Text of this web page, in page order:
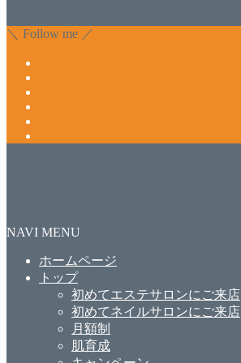
＼ Follow me ／
NAVI MENU
ホームページ
トップ
初めてエステサロンにご来店
初めてネイルサロンにご来店
月額制
肌育成